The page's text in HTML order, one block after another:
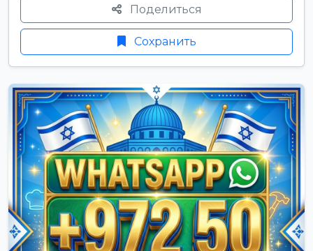
Поделиться
Сохранить